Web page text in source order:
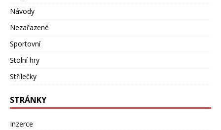
Návody
Nezařazené
Sportovní
Stolní hry
Střílečky
STRÁNKY
Inzerce